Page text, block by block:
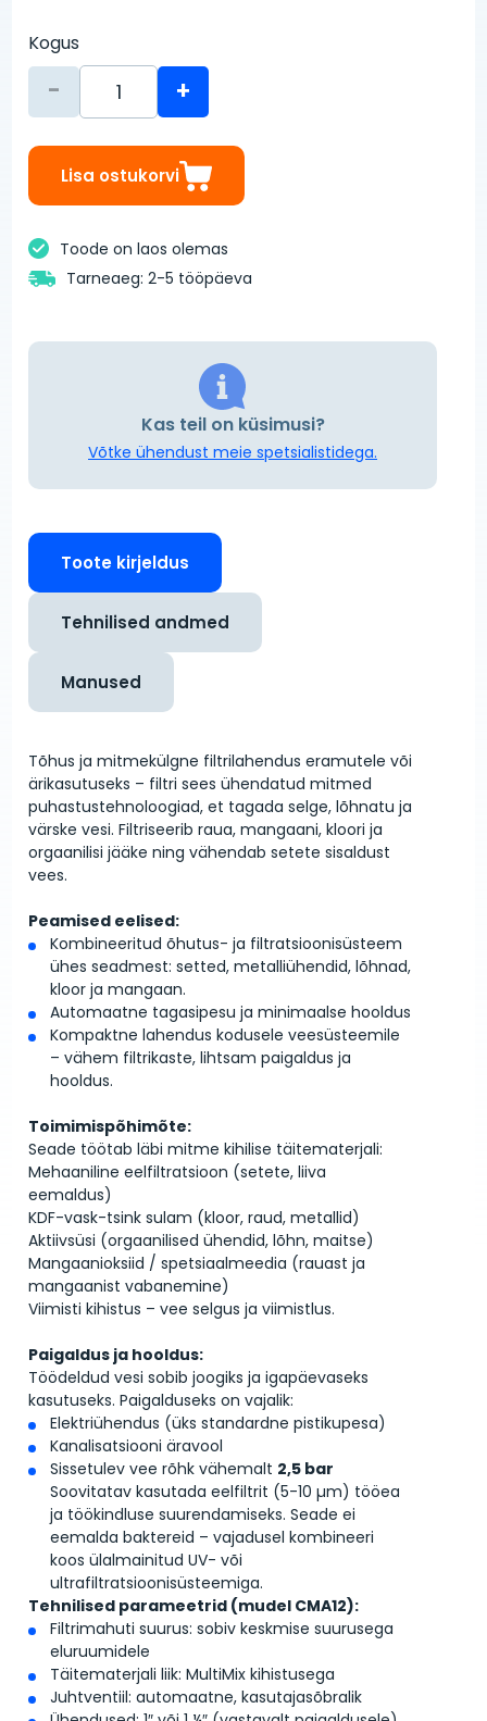
Kogus
- +
Lisa ostukorvi
Toode on laos olemas
Tarneaeg: 2-5 tööpäeva
Kas teil on küsimusi?
Võtke ühendust meie spetsialistidega.
Toote kirjeldus
Tehnilised andmed
Manused
Tõhus ja mitmekülgne filtrilahendus eramutele või
ärikasutuseks – filtri sees ühendatud mitmed
puhastustehnoloogiad, et tagada selge, lõhnatu ja
värske vesi. Filtriseerib raua, mangaani, kloori ja
orgaanilisi jääke ning vähendab setete sisaldust
vees.
Peamised eelised:
Kombineeritud õhutus- ja filtratsioonisüsteem
ühes seadmest: setted, metalliühendid, lõhnad,
kloor ja mangaan.
Automaatne tagasipesu ja minimaalse hooldus
Kompaktne lahendus kodusele veesüsteemile
– vähem filtrikaste, lihtsam paigaldus ja
hooldus.
Toimimispõhimõte:
Seade töötab läbi mitme kihilise täitematerjali:
Mehaaniline eelfiltratsioon (setete, liiva
eemaldus)
KDF-vask-tsink sulam (kloor, raud, metallid)
Aktiivsüsi (orgaanilised ühendid, lõhn, maitse)
Mangaanioksiid / spetsiaalmeedia (rauast ja
mangaanist vabanemine)
Viimisti kihistus – vee selgus ja viimistlus.
Paigaldus ja hooldus:
Töödeldud vesi sobib joogiks ja igapäevaseks
kasutuseks. Paigalduseks on vajalik:
Elektriühendus (üks standardne pistikupesa)
Kanalisatsiooni äravool
Sissetulev vee rõhk vähemalt 2,5 bar
Soovitatav kasutada eelfiltrit (5-10 µm) tööea
ja töökindluse suurendamiseks. Seade ei
eemalda baktereid – vajadusel kombineeri
koos ülalmainitud UV- või
ultrafiltratsioonisüsteemiga.
Tehnilised parameetrid (mudel CMA12):
Filtrimahuti suurus: sobiv keskmise suurusega
eluruumidele
Täitematerjali liik: MultiMix kihistusega
Juhtventiil: automaatne, kasutajasõbralik